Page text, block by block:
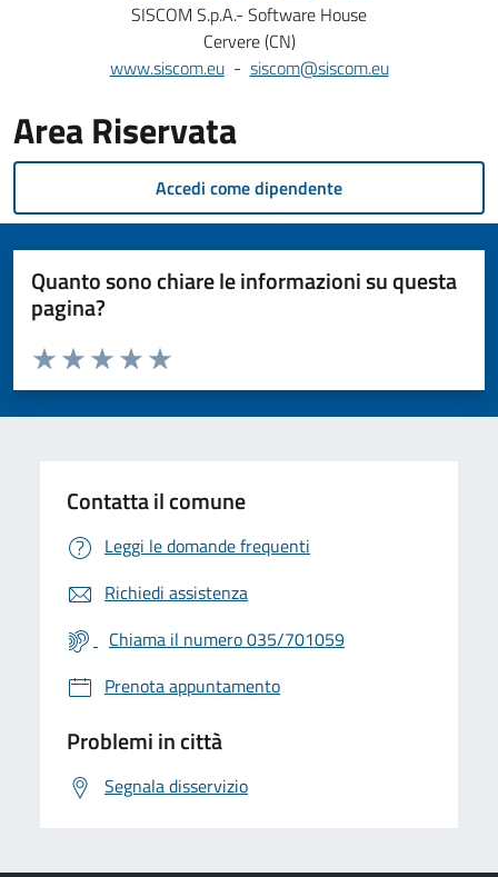
SISCOM S.p.A.- Software House
Cervere (CN)
www.siscom.eu- siscom@siscom.eu
Area Riservata
Accedi come dipendente
Quanto sono chiare le informazioni su questa
pagina?
Valuta da 1 a 5 stelle la pagina
Valuta 5 stelle su 5
Valuta 4 stelle su 5
Valuta 3 stelle su 5
Valuta 2 stelle su 5
Valuta 1 stelle su 5
Contatta il comune
Leggi le domande frequenti
Richiedi assistenza
Chiama il numero 035/701059
Prenota appuntamento
Problemi in città
Segnala disservizio